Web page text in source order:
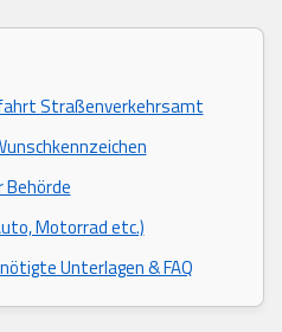
Straßenverkehrsamt
Motorrad etc.)
Unterlagen & FAQ